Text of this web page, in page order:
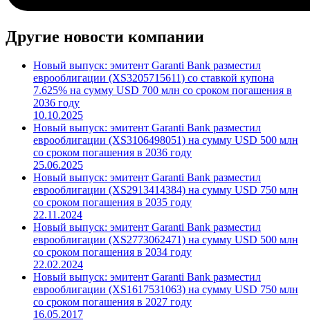
Другие новости компании
Новый выпуск: эмитент Garanti Bank разместил
еврооблигации (XS3205715611) со ставкой купона
7.625% на сумму USD 700 млн со сроком погашения в
2036 году
10.10.2025
Новый выпуск: эмитент Garanti Bank разместил
еврооблигации (XS3106498051) на сумму USD 500 млн
со сроком погашения в 2036 году
25.06.2025
Новый выпуск: эмитент Garanti Bank разместил
еврооблигации (XS2913414384) на сумму USD 750 млн
со сроком погашения в 2035 году
22.11.2024
Новый выпуск: эмитент Garanti Bank разместил
еврооблигации (XS2773062471) на сумму USD 500 млн
со сроком погашения в 2034 году
22.02.2024
Новый выпуск: эмитент Garanti Bank разместил
еврооблигации (XS1617531063) на сумму USD 750 млн
со сроком погашения в 2027 году
16.05.2017